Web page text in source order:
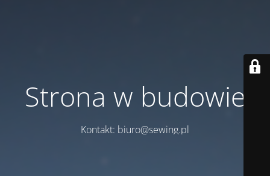
Strona w budowie
Kontakt: biuro@sewing.pl